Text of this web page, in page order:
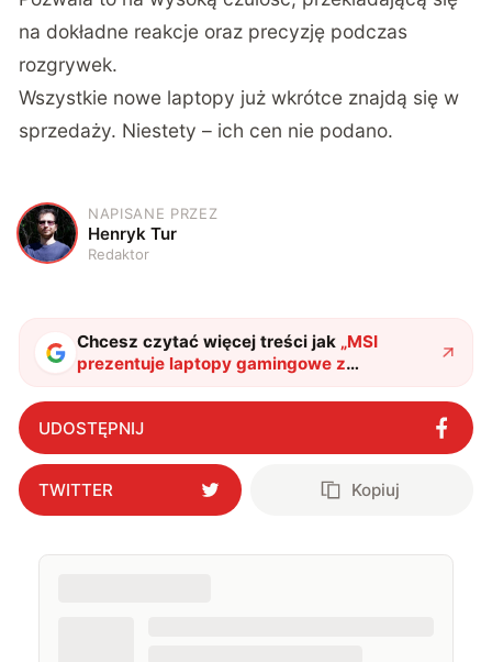
na dokładne reakcje oraz precyzję podczas
rozgrywek.
Wszystkie nowe laptopy już wkrótce znajdą się w
sprzedaży. Niestety – ich cen nie podano.
H
NAPISANE PRZEZ
Henryk Tur
Redaktor
Chcesz czytać więcej treści jak „MSI
prezentuje laptopy gamingowe z
zastosowaniem SI. Gracze będą
zachwyceni"?
UDOSTĘPNIJ
TWITTER Kopiuj